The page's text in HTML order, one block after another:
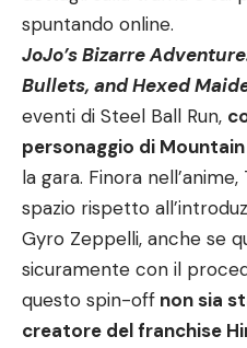
spuntando online.
JoJo’s Bizarre
Bullets, and Hexed
eventi di Steel Ball Run,
personaggio di
la gara. Finora
spazio rispetto
Gyro Zeppelli, anche se
sicuramente con il
questo spin-off non sia
creatore del franchise